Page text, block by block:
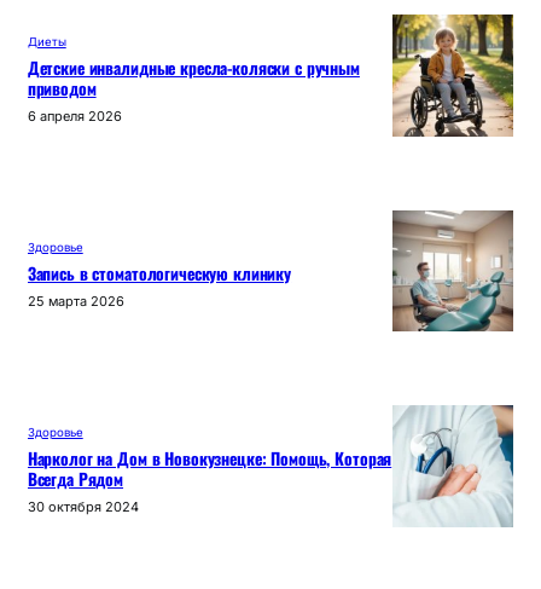
p
p
m
a в
Диеты
Детские инвалидные кресла-коляски с ручным
приводом
6 апреля 2026
Здоровье
Запись в стоматологическую клинику
25 марта 2026
Здоровье
Нарколог на Дом в Новокузнецке: Помощь, Которая
Всегда Рядом
30 октября 2024